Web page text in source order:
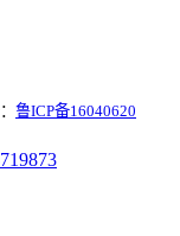
鲁ICP备16040620